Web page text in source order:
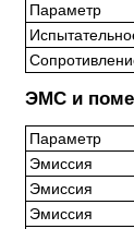
Параметр
ЭМС и
Параметр
Эмиссия
Эмиссия
Эмиссия